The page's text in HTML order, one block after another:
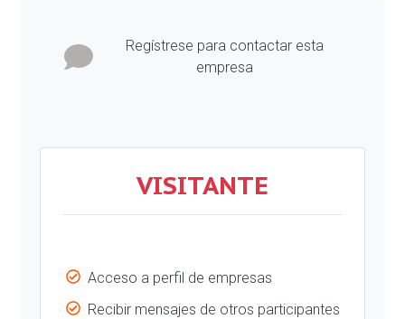
Regístrese para contactar esta
empresa
VISITANTE
Acceso a perfil de empresas
Recibir mensajes de otros participantes